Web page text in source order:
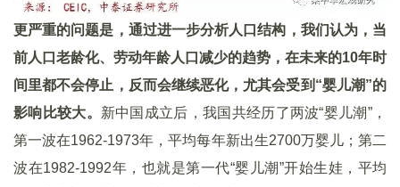
更严重的问题是，通过进一步分析人口结构，我们认为，当
前人口老龄化、劳动年龄人口减少的趋势，在未来的10年时
间里都不会停止，反而会继续恶化，尤其会受到“婴儿潮”的
影响比较大。 新中国成立后，我国共经历了两波“婴儿潮”，
第一波在1962-1973年，平均每年新出生2700万婴儿；第二
波在1982-1992年，也就是第一代“婴儿潮”开始生娃，平均